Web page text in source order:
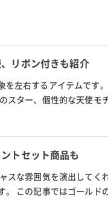
リボン付きも紹介
左右するアイテムです。
スター、個性的な天使モ
トセット商品も
な雰囲気を演出してくれ
この記事ではゴールド